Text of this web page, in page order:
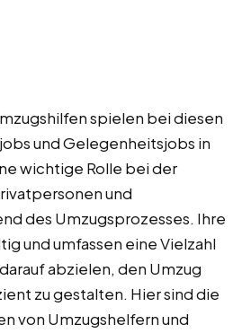
spielen bei diesen
und Gelegenheitsjobs in
wichtige Rolle bei der
und
des Umzugsprozesses. Ihre
und umfassen eine Vielzahl
abzielen, den Umzug
zu gestalten. Hier sind die
von Umzugshelfern und